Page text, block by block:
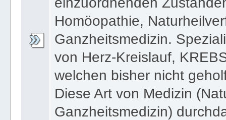
Homöopathie,
Ganzheitsmedizin.
von Herz-Kreislauf,
welchen bisher nicht
Diese Art von Medizin
Ganzheitsmedizin)